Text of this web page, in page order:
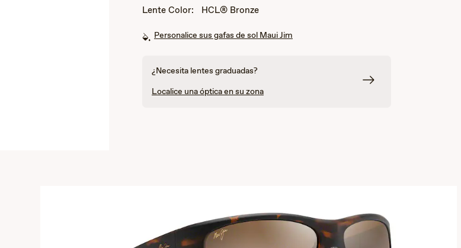
y
gris
Negro
Lente Color:
HCL® Bronze
Personalice sus gafas de sol Maui Jim
¿Necesita lentes graduadas?
Localice una óptica en su zona